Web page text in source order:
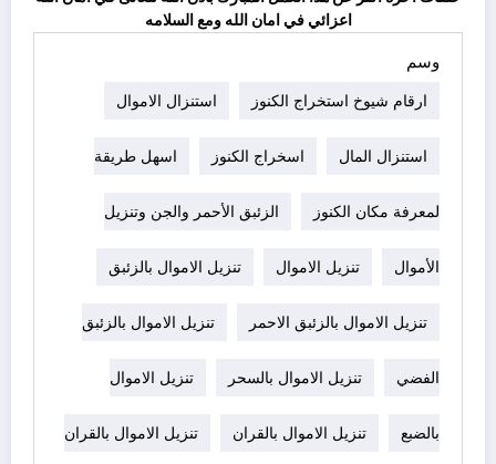
اعزائي في امان الله ومع السلامه
وسم
ارقام شيوخ استخراج الكنوز استنزال الاموال
استنزال المال اسخراج الكنوز اسهل طريقة
لمعرفة مكان الكنوز الزئبق الأحمر والجن وتنزيل
الأموال تنزيل الاموال تنزيل الاموال بالزئبق
تنزيل الاموال بالزئبق الاحمر تنزيل الاموال بالزئبق
الفضي تنزيل الاموال بالسحر تنزيل الاموال
بالضبع تنزيل الاموال بالقران تنزيل الاموال بالقران